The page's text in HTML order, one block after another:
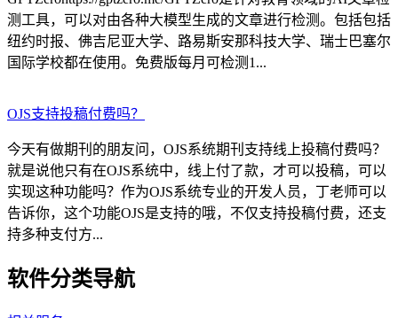
测工具，可以对由各种大模型生成的文章进行检测。包括包括
纽约时报、佛吉尼亚大学、路易斯安那科技大学、瑞士巴塞尔
国际学校都在使用。免费版每月可检测1...
OJS支持投稿付费吗？
今天有做期刊的朋友问，OJS系统期刊支持线上投稿付费吗？
就是说他只有在OJS系统中，线上付了款，才可以投稿，可以
实现这种功能吗？作为OJS系统专业的开发人员，丁老师可以
告诉你，这个功能OJS是支持的哦，不仅支持投稿付费，还支
持多种支付方...
软件分类导航